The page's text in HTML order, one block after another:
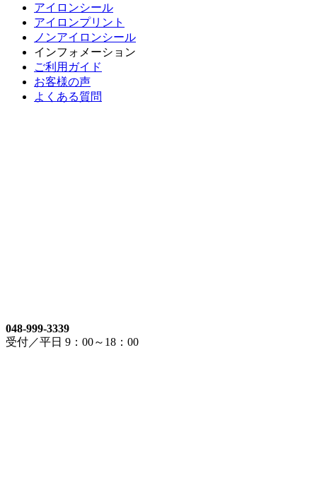
アイロンシール
アイロンプリント
ノンアイロンシール
インフォメーション
ご利用ガイド
お客様の声
よくある質問
048-999-3339
受付／平日 9：00～18：00